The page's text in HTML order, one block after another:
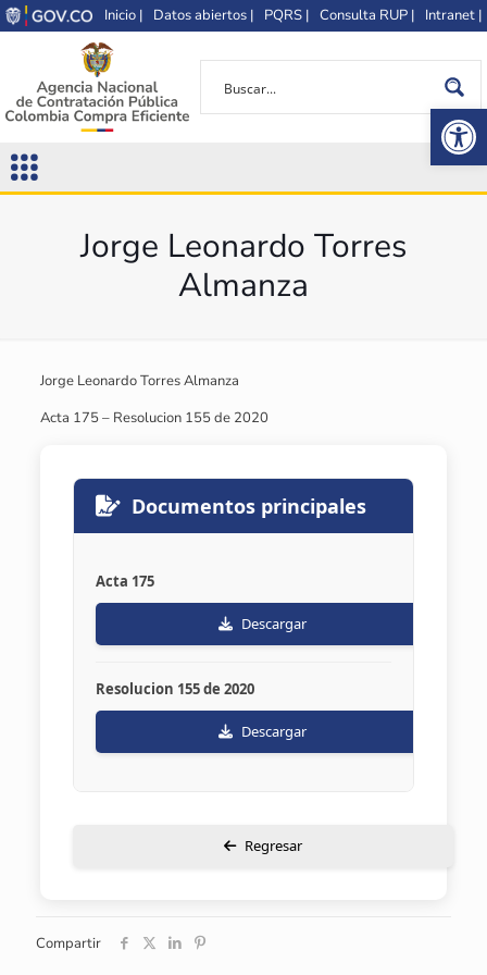
Inicio | Datos abiertos | PQRS | Consulta RUP | Intranet |
Jorge Leonardo Torres
Almanza
Jorge Leonardo Torres Almanza
Acta 175 – Resolucion 155 de 2020
Documentos principales
Acta 175
Descargar
Resolucion 155 de 2020
Descargar
Regresar
Compartir